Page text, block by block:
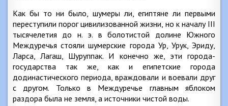
Как бы то ни было, шумеры ли, египтяне ли первыми
переступили порог цивилизованной жизни, но к началу III
тысячелетия до н. э. в болотистой долине Южного
Междуречья стояли шумерские города Ур, Урук, Эриду,
Ларса, Лагаш, Шуруппак. И конечно же, эти города-
государства так же, как и египетские города
додинастического периода, враждовали и воевали друг
с другом. Только в Междуречье главным яблоком
раздора была не земля, а источники чистой воды.